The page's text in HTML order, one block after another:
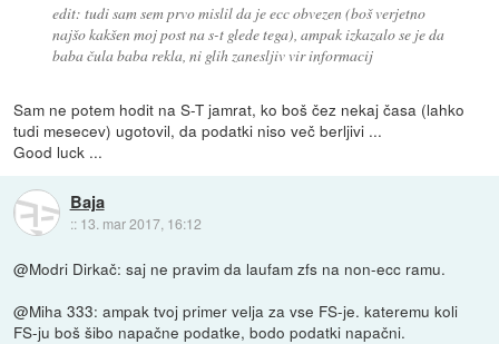
edit: tudi sam sem prvo mislil da je ecc obvezen (boš verjetno
najšo kakšen moj post na s-t glede tega), ampak izkazalo se je da
baba čula baba rekla, ni glih zanesljiv vir informacij
Sam ne potem hodit na S-T jamrat, ko boš čez nekaj časa (lahko
tudi mesecev) ugotovil, da podatki niso več berljivi ...
Good luck ...
Baja
:: 13. mar 2017, 16:12
@Modri Dirkač: saj ne pravim da laufam zfs na non-ecc ramu.
@Miha 333: ampak tvoj primer velja za vse FS-je. kateremu koli
FS-ju boš šibo napačne podatke, bodo podatki napačni.